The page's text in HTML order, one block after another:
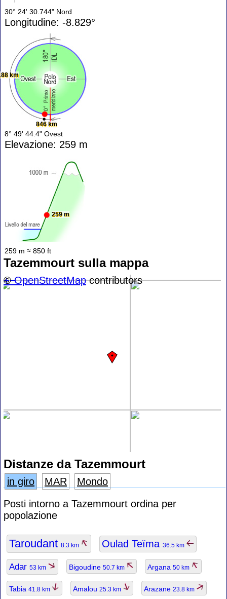
30° 24' 30.744" Nord
Longitudine: -8.829°
846 km
km
8° 49' 44.4" Ovest
Elevazione: 259 m
259 m
259 m ≈ 850 ft
Tazemmourt sulla mappa
+−
©OpenStreetMapcontributors
Distanze da Tazemmourt
in giro MAR
Mondo
Posti intorno a Tazemmourt ordina per
popolazione
Taroudant 8.3 km Oulad Teïma 36.5 km
Adar 53 km Bigoudine 50.7 km Argana 50 km
Tabia 41.8 km Amalou 25.3 km Arazane 23.8 km